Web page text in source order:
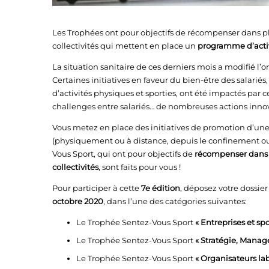
Les Trophées ont pour objectifs de récompenser dans
collectivités qui mettent en place un programme
La situation sanitaire de ces derniers mois a modifié
Certaines initiatives en faveur du bien-être des
d’activités physiques et sporties, ont été impactés par
challenges entre salariés… de nombreuses actions
Vous metez en place des initiatives de promotion
(physiquement ou à distance, depuis le confinement
Vous Sport, qui ont pour objectifs de récompenser
collectivités, sont faits pour vous !
Pour participer à cette7e édition, déposez votre
octobre 2020, dans l’une des catégories suivantes:
Le Trophée Sentez-Vous Sport« Entreprises et
Le Trophée Sentez-Vous Sport« Stratégie,
Le Trophée Sentez-Vous Sport« Organisateurs